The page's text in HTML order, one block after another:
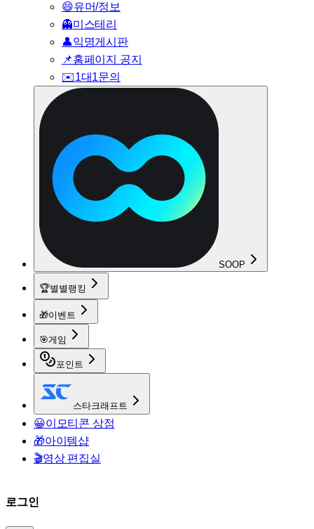
😄유머/정보
👻미스테리
👤익명게시판
📌홈페이지 공지
✉️1대1문의
SOOP
🏆별별랭킹
🎁이벤트
🎯게임
포인트
스타크래프트
😀이모티콘 상점
🎁아이템샵
🎬영상 편집실
로그인